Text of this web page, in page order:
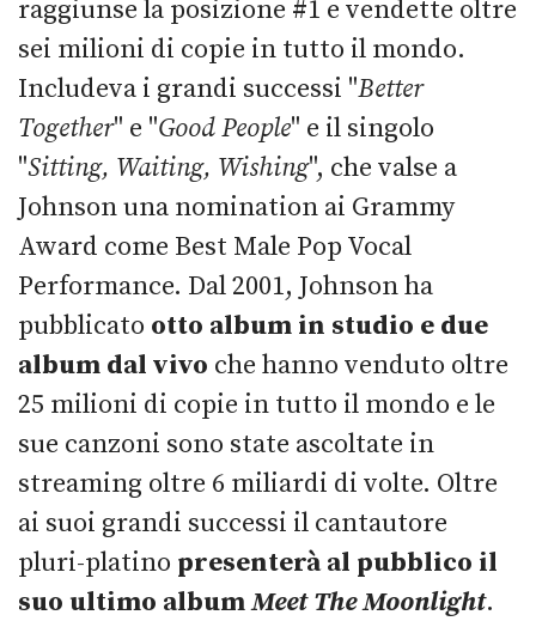
raggiunse la posizione #1 e vendette oltre
sei milioni di copie in tutto il mondo.
Includeva i grandi successi "Better
Together" e "Good People" e il singolo
"Sitting, Waiting, Wishing", che valse a
Johnson una nomination ai Grammy
Award come Best Male Pop Vocal
Performance. Dal 2001, Johnson ha
pubblicato otto album in studio e due
album dal vivo che hanno venduto oltre
25 milioni di copie in tutto il mondo e le
sue canzoni sono state ascoltate in
streaming oltre 6 miliardi di volte. Oltre
ai suoi grandi successi il cantautore
pluri-platino presenterà al pubblico il
suo ultimo albumMeet The Moonlight.